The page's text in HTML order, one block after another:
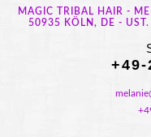
MAGIC TRIBAL HAIR -
50935 KÖLN, DE -
+49-